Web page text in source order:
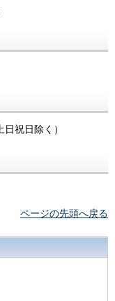
祝日除く）
ページの先頭へ戻る